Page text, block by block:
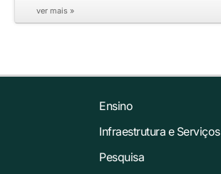
ver mais »
Ensino
Infraestrutura e Serviços
Pesquisa